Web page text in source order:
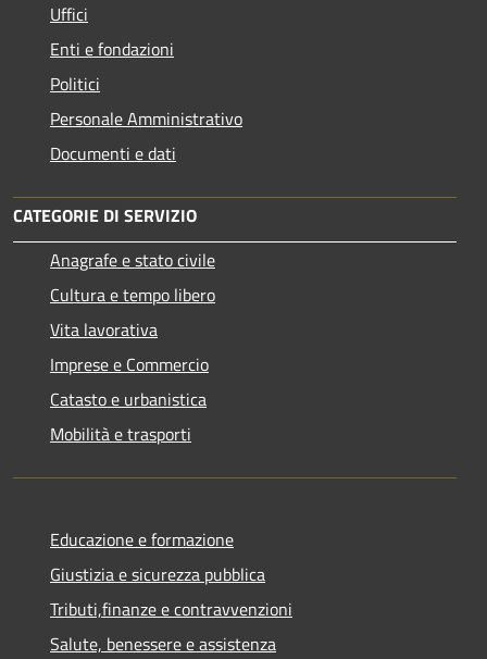
Uffici
Enti e fondazioni
Politici
Personale Amministrativo
Documenti e dati
CATEGORIE DI SERVIZIO
Anagrafe e stato civile
Cultura e tempo libero
Vita lavorativa
Imprese e Commercio
Catasto e urbanistica
Mobilità e trasporti
Educazione e formazione
Giustizia e sicurezza pubblica
Tributi,finanze e contravvenzioni
Salute, benessere e assistenza